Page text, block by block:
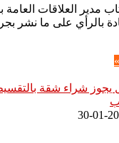
مدير العلاقات العامة
بالرأي على ما نشر